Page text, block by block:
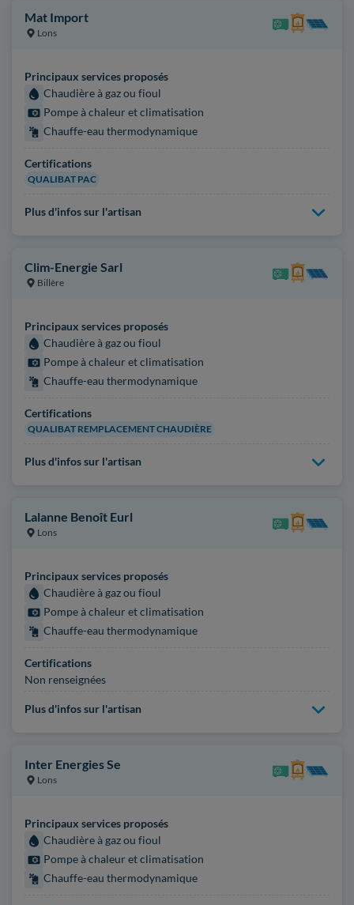
Mat Import
Lons
Principaux services proposés
Chaudière à gaz ou fioul
Pompe à chaleur et climatisation
Chauffe-eau thermodynamique
Certifications
QUALIBAT PAC
Plus d'infos sur l'artisan
Clim-Energie Sarl
Billère
Principaux services proposés
Chaudière à gaz ou fioul
Pompe à chaleur et climatisation
Chauffe-eau thermodynamique
Certifications
QUALIBAT REMPLACEMENT CHAUDIÈRE
Plus d'infos sur l'artisan
Lalanne Benoît Eurl
Lons
Principaux services proposés
Chaudière à gaz ou fioul
Pompe à chaleur et climatisation
Chauffe-eau thermodynamique
Certifications
Non renseignées
Plus d'infos sur l'artisan
Inter Energies Se
Lons
Principaux services proposés
Chaudière à gaz ou fioul
Pompe à chaleur et climatisation
Chauffe-eau thermodynamique